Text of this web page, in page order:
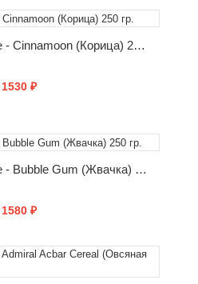
КУПИТЬ
Табак Dark Side Core - Cinnamoon (Корица) 250 гр.
1530 ₽
КУПИТЬ
Табак Dark Side Core - Bubble Gum (Жвачка) 250 гр.
1580 ₽
КУПИТЬ